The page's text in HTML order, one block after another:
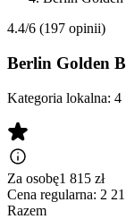
4.4/6 (197 opinii)
Berlin Golden
Kategoria lokalna: 4
Za osobę1 815 zł
Cena regularna: 2
Razem